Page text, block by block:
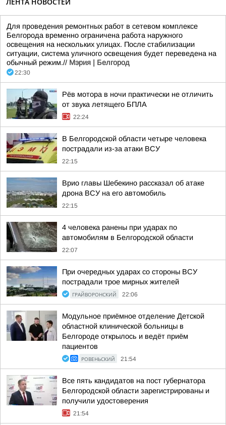
Для проведения ремонтных работ в сетевом комплексе
Белгорода временно ограничена работа наружного
освещения на нескольких улицах. После стабилизации
ситуации, система уличного освещения будет переведена на
обычный режим.// Мэрия | Белгород
22:30
Рёв мотора в ночи практически не отличить
от звука летящего БПЛА
22:24
В Белгородской области четыре человека
пострадали из-за атаки ВСУ
22:15
Врио главы Шебекино рассказал об атаке
дрона ВСУ на его автомобиль
22:15
4 человека ранены при ударах по
автомобилям в Белгородской области
22:07
При очередных ударах со стороны ВСУ
пострадали трое мирных жителей
ГРАЙВОРОНСКИЙ 22:06
Модульное приёмное отделение Детской
областной клинической больницы в
Белгороде открылось и ведёт приём
пациентов
РОВЕНЬСКИЙ 21:54
Все пять кандидатов на пост губернатора
Белгородской области зарегистрированы и
получили удостоверения
21:54